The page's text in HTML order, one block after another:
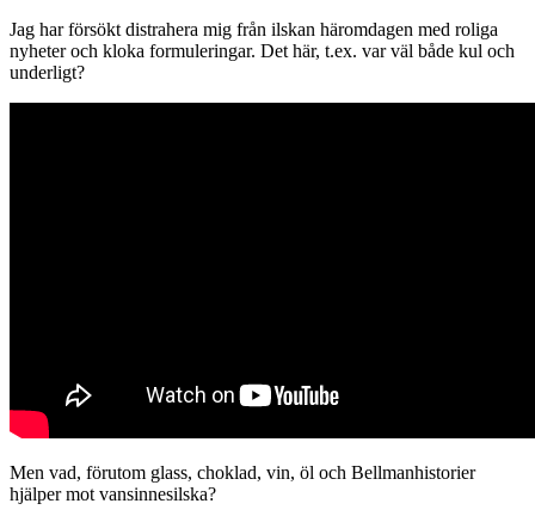
Jag har försökt distrahera mig från ilskan häromdagen med roliga
nyheter och kloka formuleringar. Det här, t.ex. var väl både kul och
underligt?
Men vad, förutom glass, choklad, vin, öl och Bellmanhistorier
hjälper mot vansinnesilska?